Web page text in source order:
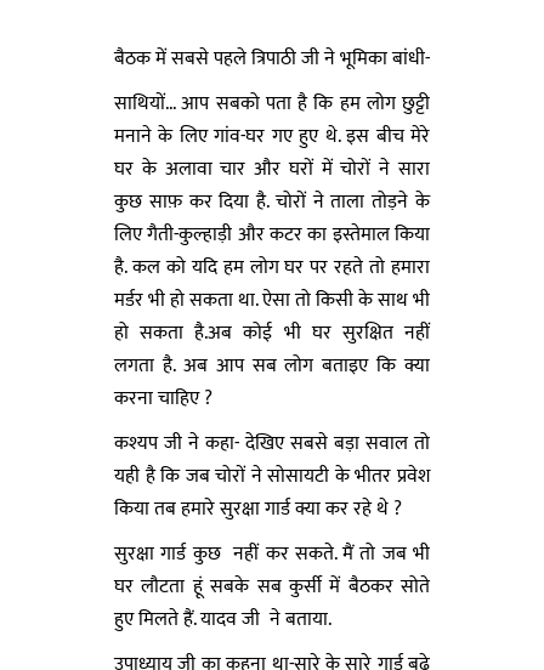
बैठक में सबसे पहले त्रिपाठी जी ने भूमिका बांधी-
साथियों... आप सबको पता है कि हम लोग छुट्टी
मनाने के लिए गांव-घर गए हुए थे. इस बीच मेरे
घर के अलावा चार और घरों में चोरों ने सारा
कुछ साफ़ कर दिया है. चोरों ने ताला तोड़ने के
लिए गैती-कुल्हाड़ी और कटर का इस्तेमाल किया
है. कल को यदि हम लोग घर पर रहते तो हमारा
मर्डर भी हो सकता था. ऐसा तो किसी के साथ भी
हो सकता है.अब कोई भी घर सुरक्षित नहीं
लगता है. अब आप सब लोग बताइए कि क्या
करना चाहिए ?
कश्यप जी ने कहा- देखिए सबसे बड़ा सवाल तो
यही है कि जब चोरों ने सोसायटी के भीतर प्रवेश
किया तब हमारे सुरक्षा गार्ड क्या कर रहे थे ?
सुरक्षा गार्ड कुछ नहीं कर सकते. मैं तो जब भी
घर लौटता हूं सबके सब कुर्सी में बैठकर सोते
हुए मिलते हैं. यादव जी ने बताया.